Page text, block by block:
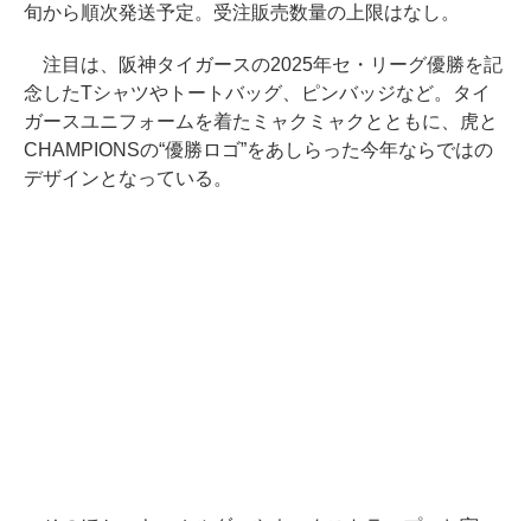
旬から順次発送予定。受注販売数量の上限はなし。
注目は、阪神タイガースの2025年セ・リーグ優勝を記
念したTシャツやトートバッグ、ピンバッジなど。タイ
ガースユニフォームを着たミャクミャクとともに、虎と
CHAMPIONSの“優勝ロゴ”をあしらった今年ならではの
デザインとなっている。